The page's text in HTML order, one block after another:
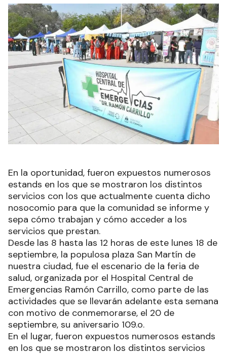
En la oportunidad, fueron expuestos numerosos
estands en los que se mostraron los distintos
servicios con los que actualmente cuenta dicho
nosocomio para que la comunidad se informe y
sepa cómo trabajan y cómo acceder a los
servicios que prestan.
Desde las 8 hasta las 12 horas de este lunes 18 de
septiembre, la populosa plaza San Martín de
nuestra ciudad, fue el escenario de la feria de
salud, organizada por el Hospital Central de
Emergencias Ramón Carrillo, como parte de las
actividades que se llevarán adelante esta semana
con motivo de conmemorarse, el 20 de
septiembre, su aniversario 109.o.
En el lugar, fueron expuestos numerosos estands
en los que se mostraron los distintos servicios